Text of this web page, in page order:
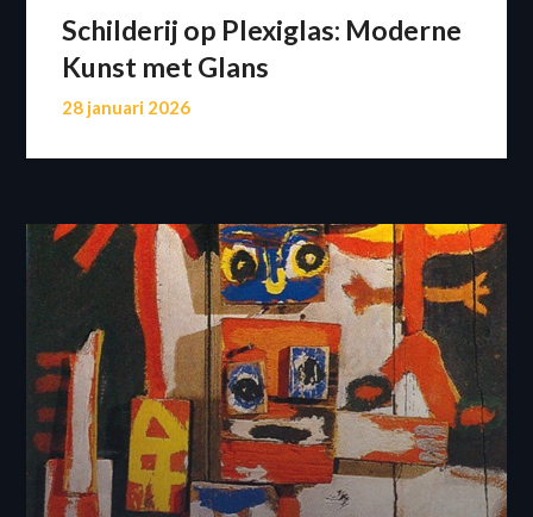
Schilderij op Plexiglas: Moderne
Kunst met Glans
28 januari 2026